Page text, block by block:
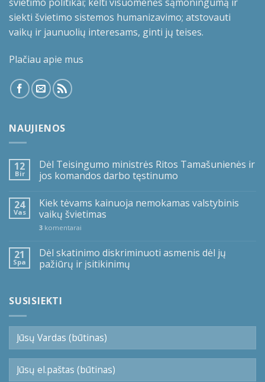
siekti švietimo sistemos humanizavimo; atstovauti
vaikų ir jaunuolių interesams, ginti jų teises.
Plačiau apie mus
NAUJIENOS
12
Bir
Dėl Teisingumo ministrės Ritos Tamašunienės ir
jos komandos darbo tęstinumo
24
Vas
Kiek tėvams kainuoja nemokamas valstybinis
vaikų švietimas
3 komentarai
21
Spa
Dėl skatinimo diskriminuoti asmenis dėl jų
pažiūrų ir įsitikinimų
SUSISIEKTI